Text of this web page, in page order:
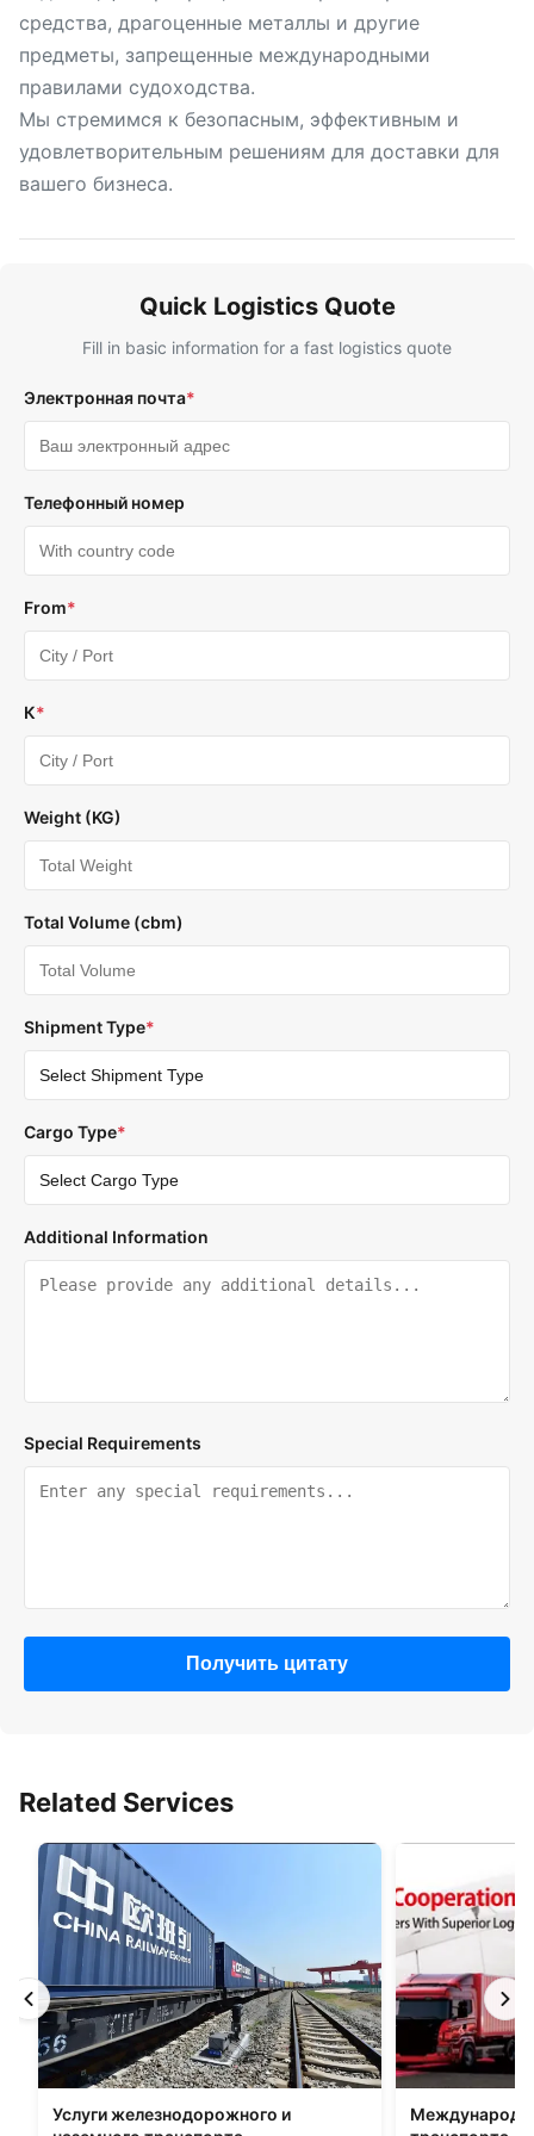
средства, драгоценные металлы и другие
предметы, запрещенные международными
правилами судоходства.
Мы стремимся к безопасным, эффективным и
удовлетворительным решениям для доставки для
вашего бизнеса.
Quick Logistics Quote
Fill in basic information for a fast logistics quote
Электронная почта*
Телефонный номер
From*
К*
Weight (KG)
Total Volume (cbm)
Shipment Type*
Cargo Type*
Additional Information
Special Requirements
Получить цитату
Related Services
Услуги железнодорожного и